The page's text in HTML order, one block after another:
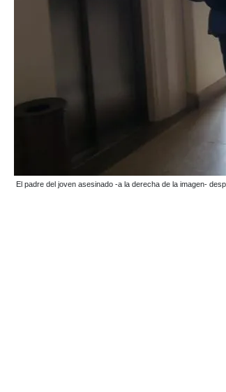
El padre del joven asesinado -a la derecha de la imagen-